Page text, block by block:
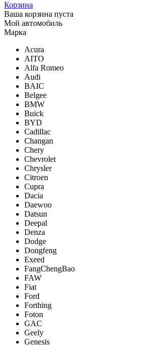
Корзина
Ваша корзина пуста
Мой автомобиль
Марка
Acura
AITO
Alfa Romeo
Audi
BAIC
Belgee
BMW
Buick
BYD
Cadillac
Changan
Chery
Chevrolet
Chrysler
Citroen
Cupra
Dacia
Daewoo
Datsun
Deepal
Denza
Dodge
Dongfeng
Exeed
FangChengBao
FAW
Fiat
Ford
Forthing
Foton
GAC
Geely
Genesis